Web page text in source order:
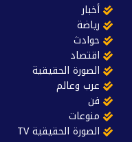
أخبار
رياضة
حوادث
اقتصاد
الصورة الحقيقية
عرب وعالم
فن
منوعات
الصورة الحقيقية TV